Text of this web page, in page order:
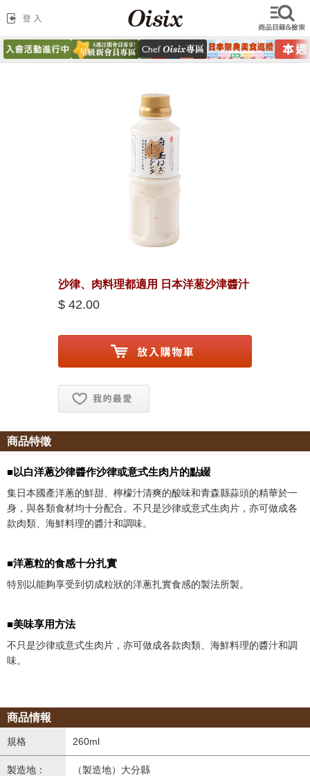
沙律、肉料理都適用 日本洋葱沙津醬汁
$ 42.00
商品特徵
■以白洋蔥沙律醬作沙律或意式生肉片的點綴
集日本國產洋蔥的鮮甜、檸檬汁清爽的酸味和青森縣蒜頭的精華於一
身，與各類食材均十分配合。不只是沙律或意式生肉片，亦可做成各
款肉類、海鮮料理的醬汁和調味。
■洋蔥粒的食感十分扎實
特別以能夠享受到切成粒狀的洋蔥扎實食感的製法所製。
■美味享用方法
不只是沙律或意式生肉片，亦可做成各款肉類、海鮮料理的醬汁和調
味。
商品情報
規格 260ml
製造地： （製造地）大分縣